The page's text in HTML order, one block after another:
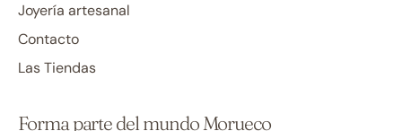
Joyería artesanal
Contacto
Las Tiendas
Forma parte del mundo Morueco